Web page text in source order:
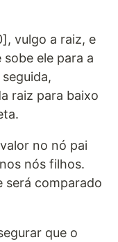
vulgo a raiz, e
ele para a
raiz para baixo
no nó pai
nós filhos.
será comparado
que o